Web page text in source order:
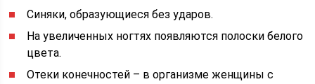
Синяки, образующиеся без ударов.
На увеличенных ногтях появляются полоски белого
цвета.
Отеки конечностей – в организме женщины с